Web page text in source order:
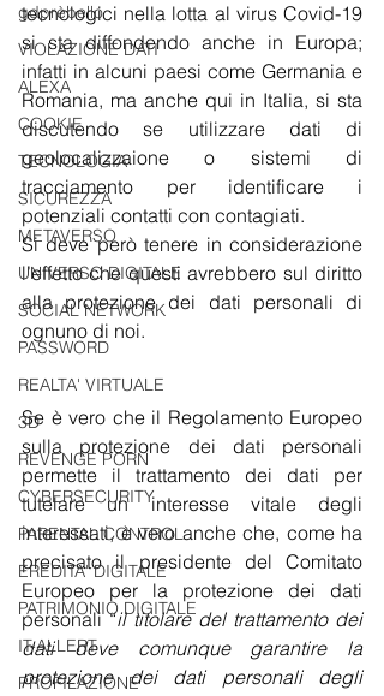
gdprèbello
VIOLAZIONE DATI
ALEXA
COOKIE
TECNOLOGIA
SICUREZZA
METAVERSO
UNIVERSO DIGITALE
SOCIAL NETWORK
PASSWORD
REALTA' VIRTUALE
3D
REVENGE PORN
CYBERSECURITY
PARENTAL CONTROL
EREDITA' DIGITALE
PATRIMONIO DIGITALE
IT-ALLERT
PROFILAZIONE
tecnologici nella lotta al virus Covid-19
si sta diffondendo anche in Europa;
infatti in alcuni paesi come Germania e
Romania, ma anche qui in Italia, si sta
discutendo se utilizzare dati di
geolocalizzaione o sistemi di
tracciamento per identificare i
potenziali contatti con contagiati.
Si deve però tenere in considerazione
l’effetto che questi avrebbero sul diritto
alla protezione dei dati personali di
ognuno di noi.
Se è vero che il Regolamento Europeo
sulla protezione dei dati personali
permette il trattamento dei dati per
tutelare un interesse vitale degli
interessati, è vero anche che, come ha
precisato il presidente del Comitato
Europeo per la protezione dei dati
personali “il titolare del trattamento dei
dati deve comunque garantire la
protezione dei dati personali degli